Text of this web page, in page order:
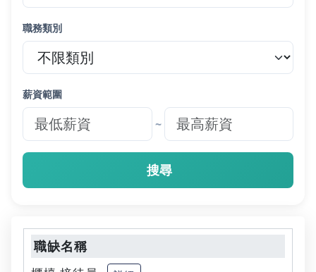
職務類別
薪資範圍
~
搜尋